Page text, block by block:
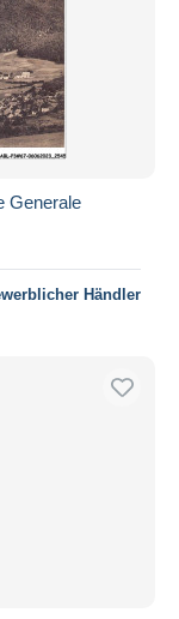
Generale
Händler